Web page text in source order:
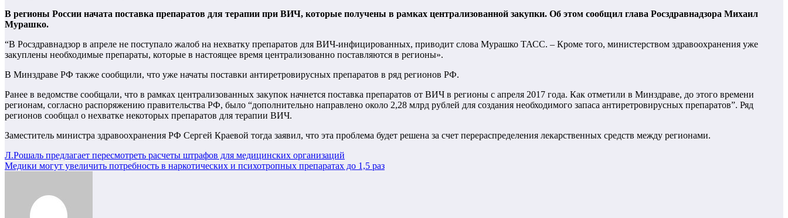
В регионы России начата поставка препаратов для терапии при ВИЧ, которые получены в рамках централизованной закупки. Об этом сообщил глава Росздравнадзора Михаил
Мурашко.
“В Росздравнадзор в апреле не поступало жалоб на нехватку препаратов для ВИЧ-инфицированных, приводит слова Мурашко ТАСС. – Кроме того, министерством здравоохранения уже
закуплены необходимые препараты, которые в настоящее время централизованно поставляются в регионы».
В Минздраве РФ также сообщили, что уже начаты поставки антиретровирусных препаратов в ряд регионов РФ.
Ранее в ведомстве сообщали, что в рамках централизованных закупок начнется поставка препаратов от ВИЧ в регионы с апреля 2017 года. Как отметили в Минздраве, до этого времени
регионам, согласно распоряжению правительства РФ, было “дополнительно направлено около 2,28 млрд рублей для создания необходимого запаса антиретровирусных препаратов”. Ряд
регионов сообщал о нехватке некоторых препаратов для терапии ВИЧ.
Заместитель министра здравоохранения РФ Сергей Краевой тогда заявил, что эта проблема будет решена за счет перераспределения лекарственных средств между регионами.
Навигация
по
Л.Рошаль предлагает пересмотреть расчеты штрафов для медицинских организаций
Медики могут увеличить потребность в наркотических и психотропных препаратах до 1,5 раз